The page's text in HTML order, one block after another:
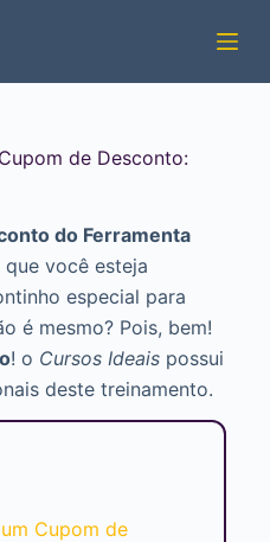
de Desconto:
do Ferramenta
você esteja
especial para
é mesmo? Pois, bem!
! o Cursos Ideaispossui
deste treinamento.
Cupom de